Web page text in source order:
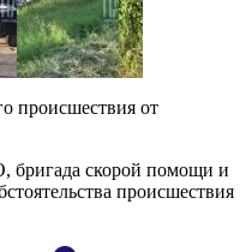
происшествия от
бригада скорой помощи и
происшествия